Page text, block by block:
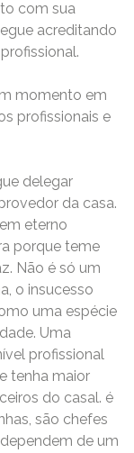
com sua
acreditando
momento em
profissionais e
delegar
da casa.
eterno
porque teme
Não é só um
o insucesso
uma espécie
Uma
profissional
tenha maior
do casal. é
são chefes
de um